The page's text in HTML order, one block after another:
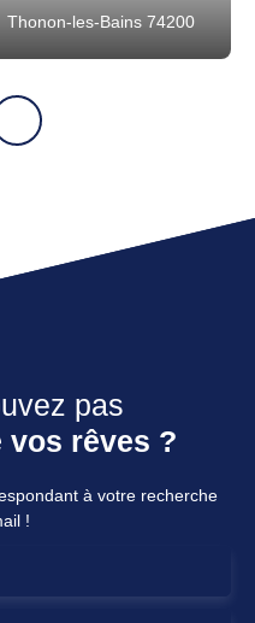
Thonon-les-Bains 74200
pas
vos rêves ?
à votre recherche
!